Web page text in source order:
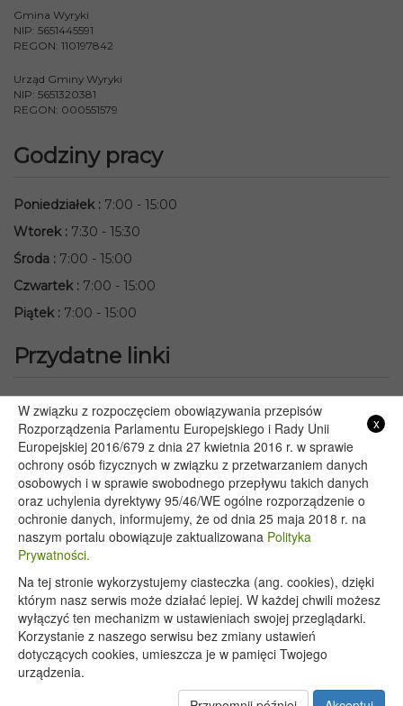
Gmina Wyryki
NIP: 5651445591
REGON: 110197842
Urząd Gminy Wyryki
NIP: 5651320381
REGON: 000551579
Godziny pracy
Poniedziałek: 7:00 - 15:00
Wtorek: 7:30 - 15:30
Środa : 7:00 - 15:00
Czwartek: 7:00 - 15:00
Piątek: 7:00 - 15:00
Przydatne linki
Starostwo Powiatowe we Włodawie
Lubelski Urząd Wojewódzki w Lublinie
Urząd Marszałkowski Województwa Lubelskiego w Lublinie
Serwis Rzeczypospolitej Polskiej
PGE – Planowane wyłączenia prądu
Poczta E-mail
Copyright 2020@ - Urząd Gminy Wyryki
x
W związku z rozpoczęciem obowiązywania przepisów
Rozporządzenia Parlamentu Europejskiego i Rady Unii
Europejskiej 2016/679 z dnia 27 kwietnia 2016 r. w sprawie
ochrony osób fizycznych w związku z przetwarzaniem danych
osobowych i w sprawie swobodnego przepływu takich danych
oraz uchylenia dyrektywy 95/46/WE ogólne rozporządzenie o
ochronie danych, informujemy, że od dnia 25 maja 2018 r. na
naszym portalu obowiązuje zaktualizowana Polityka
Prywatności.
Na tej stronie wykorzystujemy ciasteczka (ang. cookies), dzięki
którym nasz serwis może działać lepiej. W każdej chwili możesz
wyłączyć ten mechanizm w ustawieniach swojej przeglądarki.
Korzystanie z naszego serwisu bez zmiany ustawień
dotyczących cookies, umieszcza je w pamięci Twojego
urządzenia.